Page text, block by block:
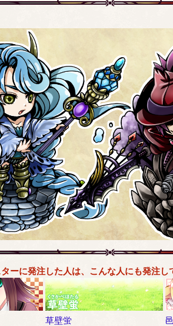
ーに発注した人は、こんな人にも発注し
草壁蛍